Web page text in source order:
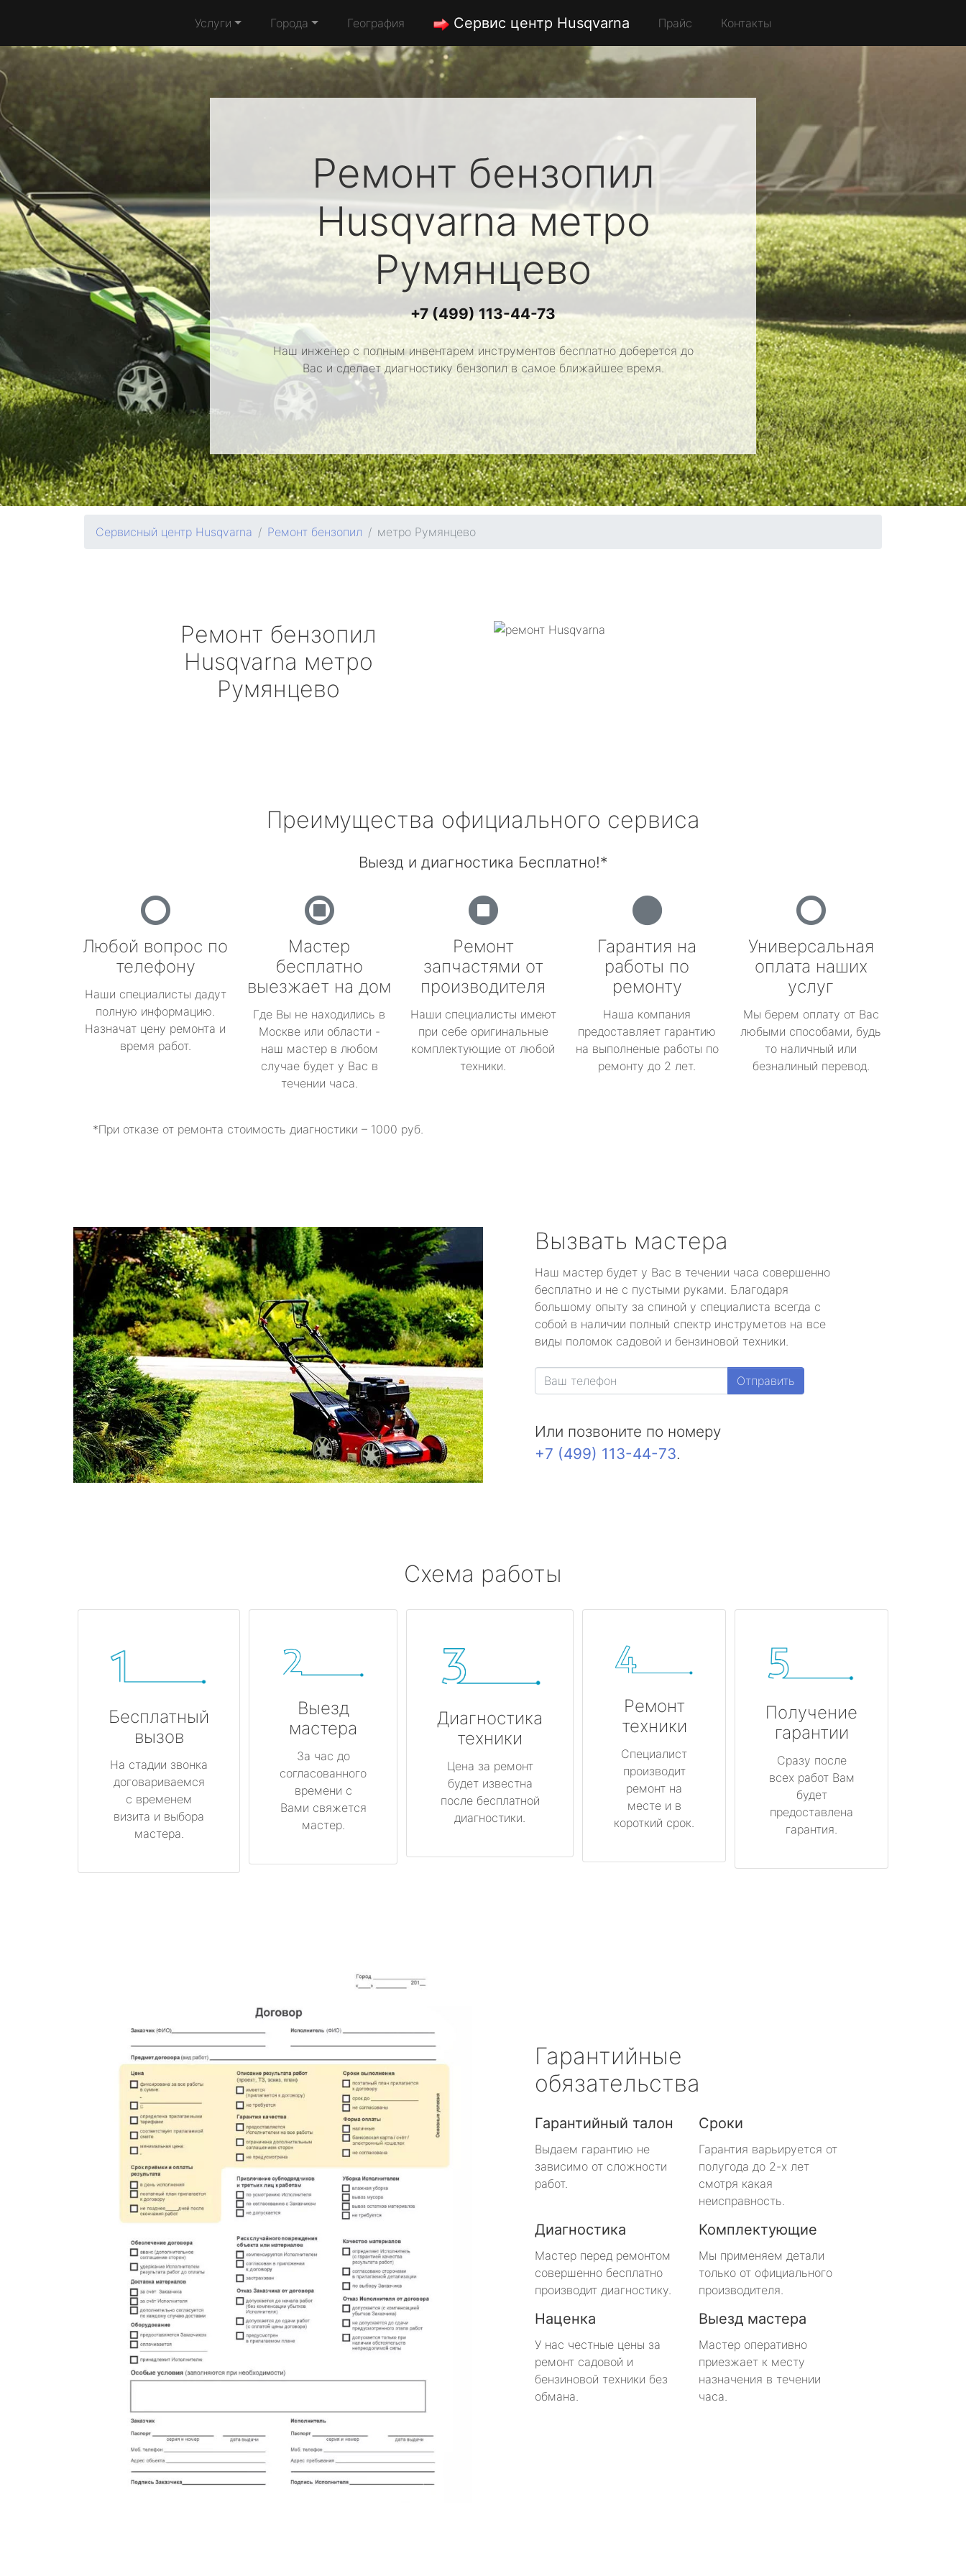
Услуги Города География Сервис центр Husqvarna Прайс Контакты
Ремонт бензопил
Husqvarnaметро
Румянцево
+7 (499) 113-44-73
Наш инженер с полным инвентарем инструментов бесплатно доберется до
Вас и сделает диагностику бензопил в самое ближайшее время.
Сервисный центр Husqvarna Ремонт бензопил метро Румянцево
Ремонт бензопил
Husqvarna метро
Румянцево
Преимущества официального сервиса
Выезд и диагностика Бесплатно!*
Любой вопрос по
телефону
Наши специалисты дадут
полную информацию.
Назначат цену ремонта и
время работ.
Мастер
бесплатно
выезжает на дом
Где Вы не находились в
Москве или области -
наш мастер в любом
случае будет у Вас в
течении часа.
Ремонт
запчастями от
производителя
Наши специалисты имеют
при себе оригинальные
комплектующие от любой
техники.
Гарантия на
работы по
ремонту
Наша компания
предоставляет гарантию
на выполненые работы по
ремонту до 2 лет.
Универсальная
оплата наших
услуг
Мы берем оплату от Вас
любыми способами, будь
то наличный или
безналиный перевод.
*При отказе от ремонта стоимость диагностики – 1000 руб.
Вызвать мастера
Наш мастер будет у Вас в течении часа совершенно
бесплатно и не с пустыми руками. Благодаря
большому опыту за спиной у специалиста всегда с
собой в наличии полный спектр инструметов на все
виды поломок садовой и бензиновой техники.
Отправить
Или позвоните по номеру
+7 (499) 113-44-73.
Схема работы
Бесплатный
вызов
На стадии звонка
договариваемся
с временем
визита и выбора
мастера.
Выезд
мастера
За час до
согласованного
времени с
Вами свяжется
мастер.
Диагностика
техники
Цена за ремонт
будет известна
после бесплатной
диагностики.
Ремонт
техники
Специалист
производит
ремонт на
месте и в
короткий срок.
Получение
гарантии
Сразу после
всех работ Вам
будет
предоставлена
гарантия.
Гарантийные
обязательства
Гарантийный талон
Выдаем гарантию не
зависимо от сложности
работ.
Сроки
Гарантия варьируется от
полугода до 2-х лет
смотря какая
неисправность.
Диагностика
Мастер перед ремонтом
совершенно бесплатно
производит диагностику.
Комплектующие
Мы применяем детали
только от официального
производителя.
Наценка
У нас честные цены за
ремонт садовой и
бензиновой техники без
обмана.
Выезд мастера
Мастер оперативно
приезжает к месту
назначения в течении
часа.